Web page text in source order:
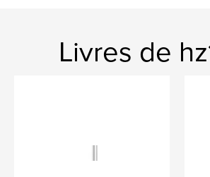
Livres de